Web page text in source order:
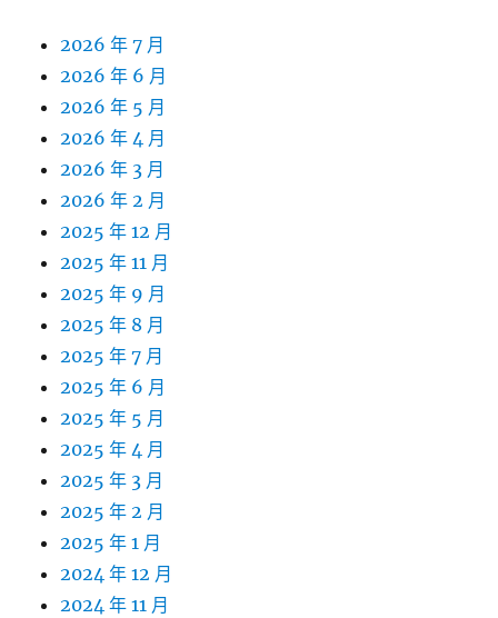
2026 年 7 月
2026 年 6 月
2026 年 5 月
2026 年 4 月
2026 年 3 月
2026 年 2 月
2025 年 12 月
2025 年 11 月
2025 年 9 月
2025 年 8 月
2025 年 7 月
2025 年 6 月
2025 年 5 月
2025 年 4 月
2025 年 3 月
2025 年 2 月
2025 年 1 月
2024 年 12 月
2024 年 11 月